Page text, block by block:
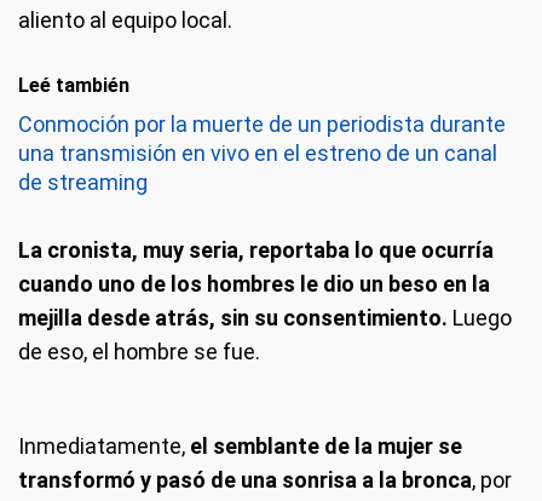
aliento al equipo local.
Leé también
Conmoción por la muerte de un periodista durante
una transmisión en vivo en el estreno de un canal
de streaming
La cronista, muy seria, reportaba lo que ocurría
cuando uno de los hombres le dio un beso en la
mejilla desde atrás, sin su consentimiento. Luego
de eso, el hombre se fue.
Inmediatamente, el semblante de la mujer se
transformó y pasó de una sonrisa a la bronca, por